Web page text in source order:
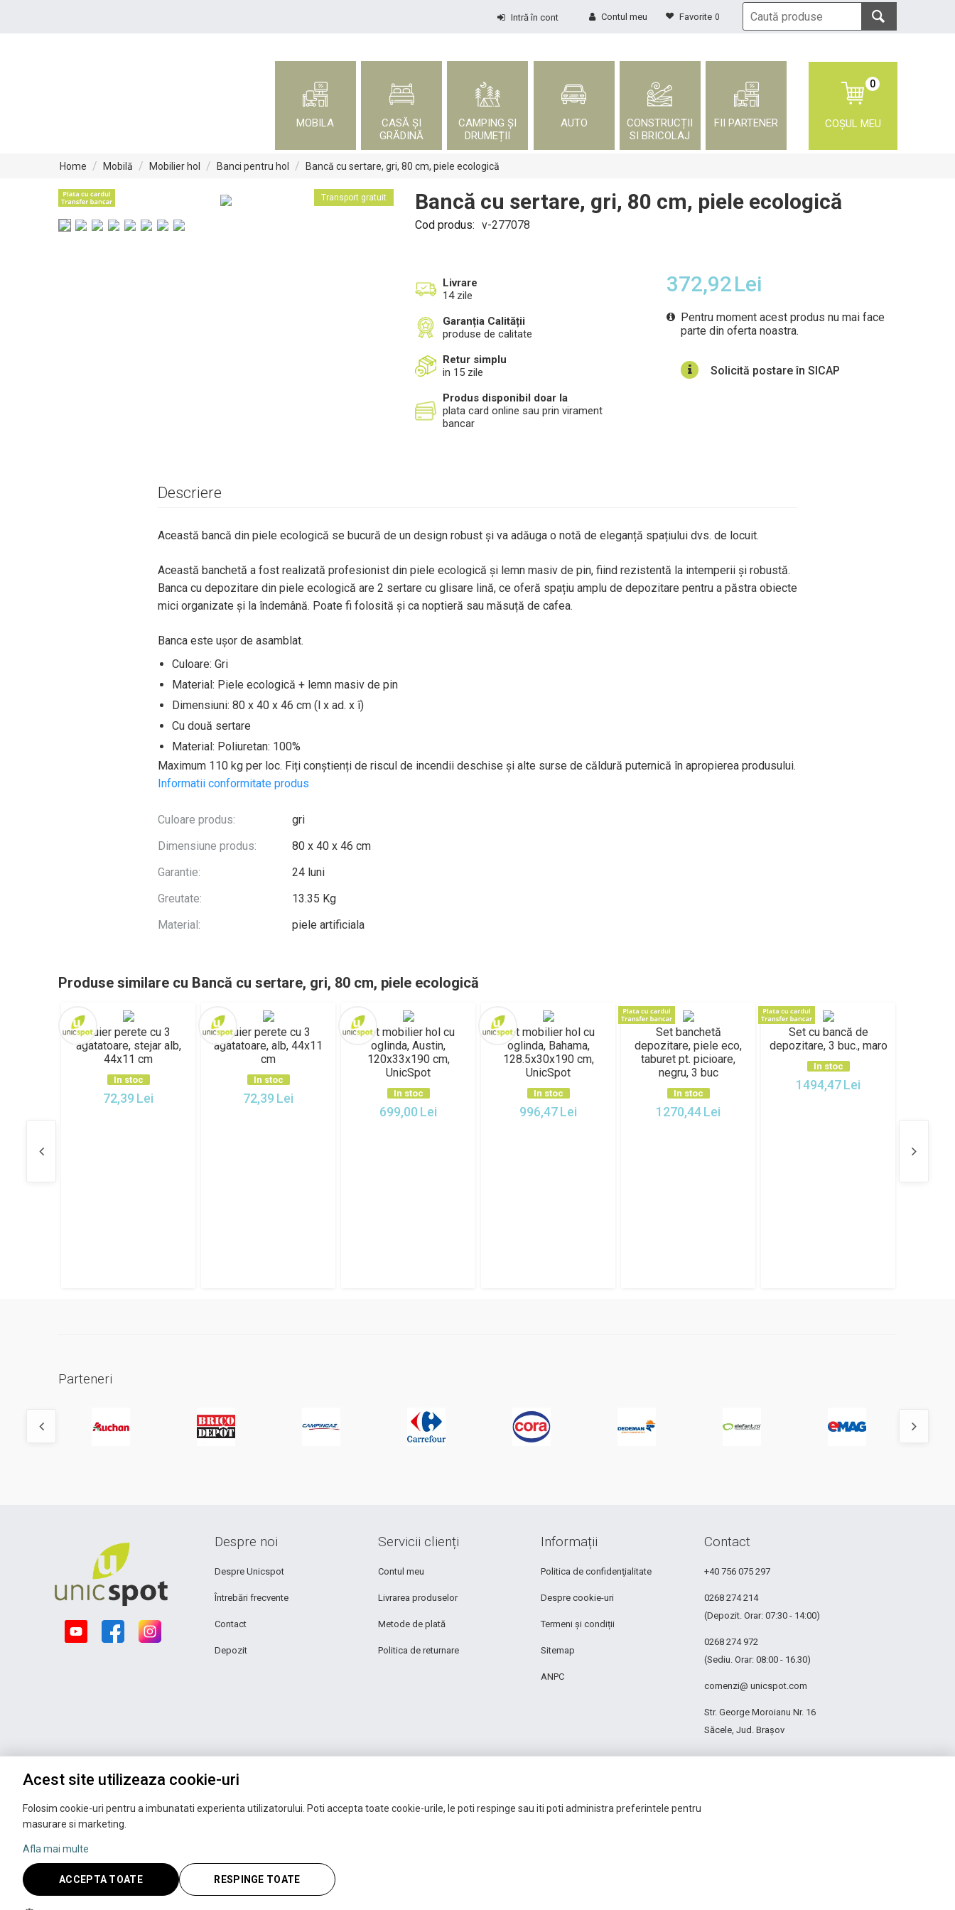
Favorite 0
Contul meu
Intră în cont
MOBILA
CASĂ ȘI
GRĂDINĂ
CAMPING ȘI
DRUMEȚII
AUTO
CONSTRUCȚII
SI BRICOLAJ
FII PARTENER
0
COȘUL MEU
Home / Mobilă / Mobilier hol / Banci pentru hol / Bancă cu sertare, gri, 80 cm, piele ecologică
Transport gratuit Bancă cu sertare, gri, 80 cm, piele ecologică
Cod produs: v-277078
Livrare
14 zile
Garanția Calității
produse de calitate
Retur simplu
in 15 zile
Produs disponibil doar la
plata card online sau prin virament
bancar
372,92Lei
Pentru moment acest produs nu mai face
parte din oferta noastra.
Solicită postare în SICAP
Descriere
Această bancă din piele ecologică se bucură de un design robust și va adăuga o notă de eleganță spațiului dvs. de locuit.
Această banchetă a fost realizată profesionist din piele ecologică și lemn masiv de pin, fiind rezistentă la intemperii și robustă.
Banca cu depozitare din piele ecologică are 2 sertare cu glisare lină, ce oferă spațiu amplu de depozitare pentru a păstra obiecte
mici organizate și la îndemână. Poate fi folosită și ca noptieră sau măsuță de cafea.
Banca este ușor de asamblat.
Culoare: Gri
Material: Piele ecologică + lemn masiv de pin
Dimensiuni: 80 x 40 x 46 cm (l x ad. x î)
Cu două sertare
Material: Poliuretan: 100%
Maximum 110 kg per loc. Fiți conștienți de riscul de incendii deschise și alte surse de căldură puternică în apropierea produsului.
Informatii conformitate produs
Culoare produs:
gri
Dimensiune produs:
80 x 40 x 46 cm
Garantie:
24 luni
Greutate:
13.35 Kg
Material:
piele artificiala
Produse similare cu Bancă cu sertare, gri, 80 cm, piele ecologică
Cuier perete cu 3
agatatoare, stejar alb,
44x11 cm
In stoc
72,39 Lei
Cuier perete cu 3
agatatoare, alb, 44x11
cm
In stoc
72,39 Lei
Set mobilier hol cu
oglinda, Austin,
120x33x190 cm,
UnicSpot
In stoc
699,00 Lei
Set mobilier hol cu
oglinda, Bahama,
128.5x30x190 cm,
UnicSpot
In stoc
996,47Lei
Set banchetă
depozitare, piele eco,
taburet pt. picioare,
negru, 3 buc
In stoc
1270,44Lei
Set cu bancă de
depozitare, 3 buc., maro
In stoc
1494,47Lei
Parteneri
Despre noi
Despre Unicspot
Întrebări frecvente
Contact
Depozit
Servicii clienți
Contul meu
Livrarea produselor
Metode de plată
Politica de returnare
Informații
Politica de confidenţialitate
Despre cookie-uri
Termeni și condiții
Sitemap
ANPC
Contact
+40 756 075 297
0268 274 214
(Depozit. Orar: 07:30 - 14:00)
0268 274 972
(Sediu. Orar: 08:00 - 16.30)
comenzi@ unicspot.com
Str. George Moroianu Nr. 16
Săcele, Jud. Brașov
Copyright © 2026 UNIC SPOT RO S.R.L.
Acest site utilizeaza cookie-uri
Folosim cookie-uri pentru a imbunatati experienta utilizatorului. Poti accepta toate cookie-urile, le poti respinge sau iti poti administra preferintele pentru
masurare si marketing.
Afla mai multe
ACCEPTA TOATE RESPINGE TOATE